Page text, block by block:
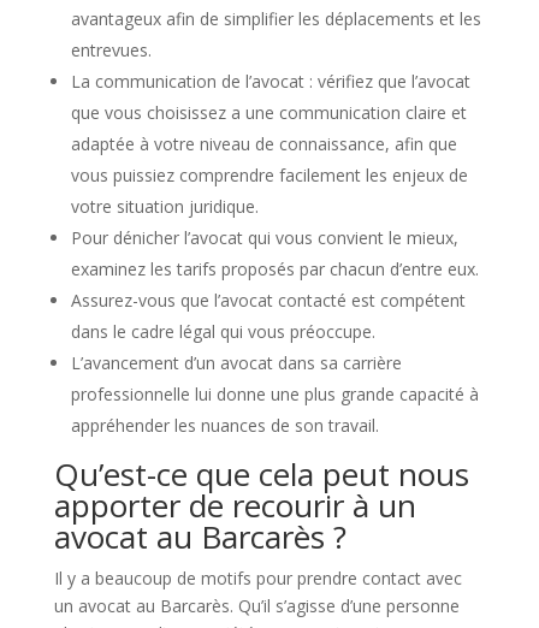
avantageux afin de simplifier les déplacements et les
entrevues.
La communication de l’avocat : vérifiez que l’avocat
que vous choisissez a une communication claire et
adaptée à votre niveau de connaissance, afin que
vous puissiez comprendre facilement les enjeux de
votre situation juridique.
Pour dénicher l’avocat qui vous convient le mieux,
examinez les tarifs proposés par chacun d’entre eux.
Assurez-vous que l’avocat contacté est compétent
dans le cadre légal qui vous préoccupe.
L’avancement d’un avocat dans sa carrière
professionnelle lui donne une plus grande capacité à
appréhender les nuances de son travail.
Qu’est-ce que cela peut nous
apporter de recourir à un
avocat au Barcarès ?
Il y a beaucoup de motifs pour prendre contact avec
un avocat au Barcarès. Qu’il s’agisse d’une personne